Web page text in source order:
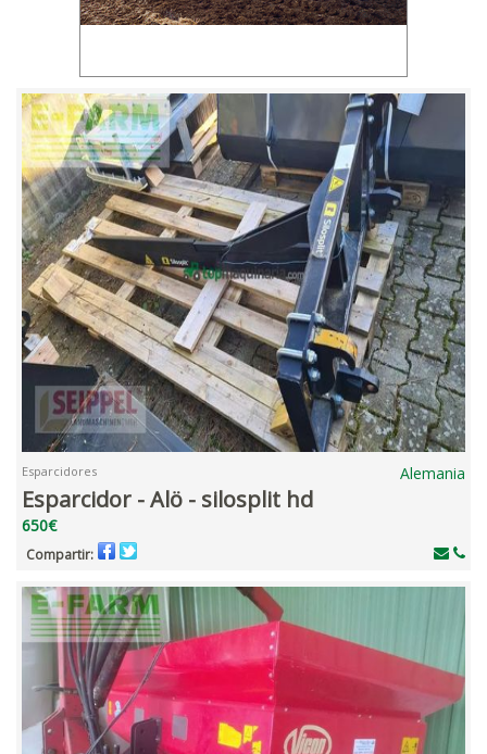
Esparcidores Alemania
Esparcidor - Alö - silosplit hd
650€
Compartir: